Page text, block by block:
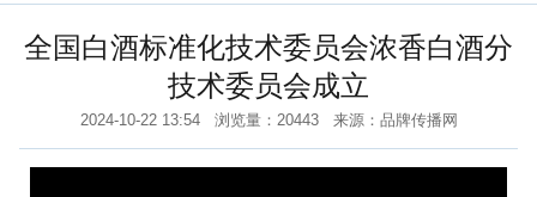
全国白酒标准化技术委员会浓香白酒分
技术委员会成立
2024-10-22 13:54 浏览量：20443 来源：品牌传播网